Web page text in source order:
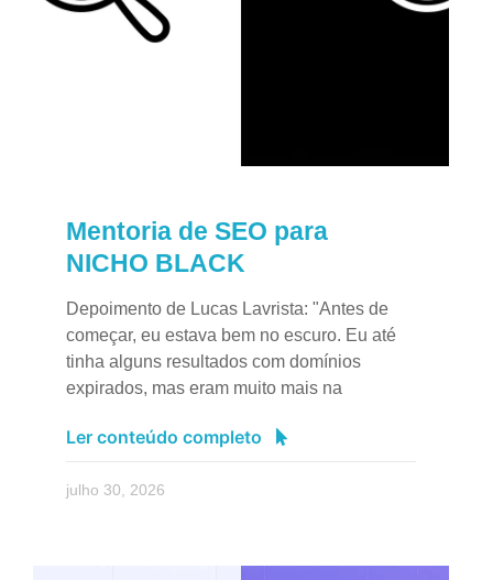
Mentoria de SEO para
NICHO BLACK
Depoimento de Lucas Lavrista: "Antes de
começar, eu estava bem no escuro. Eu até
tinha alguns resultados com domínios
expirados, mas eram muito mais na
Ler conteúdo completo
julho 30, 2026